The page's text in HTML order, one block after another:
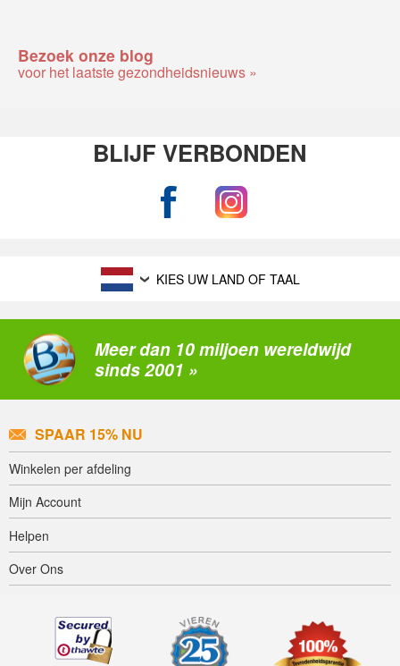
Bezoek onze blog
voor het laatste gezondheidsnieuws »
BLIJF VERBONDEN
KIES UW LAND OF TAAL
Meer dan 10 miljoen wereldwijd
sinds 2001 »
SPAAR 15% NU
Winkelen per afdeling
Mijn Account
Helpen
Over Ons